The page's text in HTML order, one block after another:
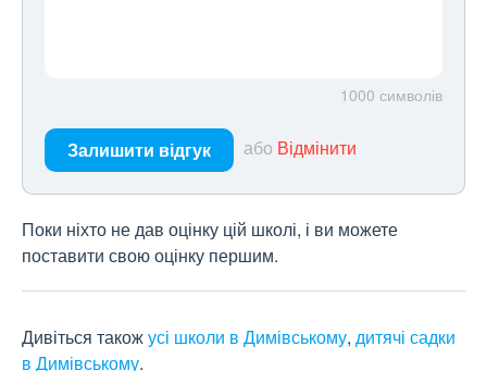
1000 символів
Залишити відгук або Відмінити
Поки ніхто не дав оцінку цій школі, і ви можете
поставити свою оцінку першим.
Дивіться такожусі школи в Димівському, дитячі садки
в Димівському.